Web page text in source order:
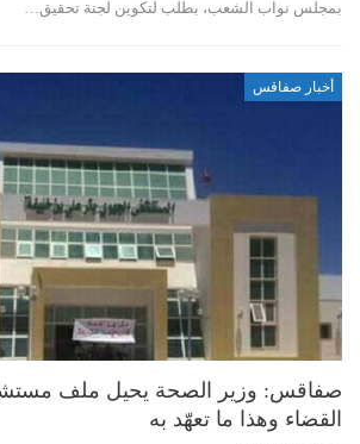
بمجلس نواب الشعب، بطلب لتكوين لجنة تحقيق…
أخبار صفاقس
صفاقس: وزير الصحة يحيل ملف
القضاء وهذا ما تعهّد به